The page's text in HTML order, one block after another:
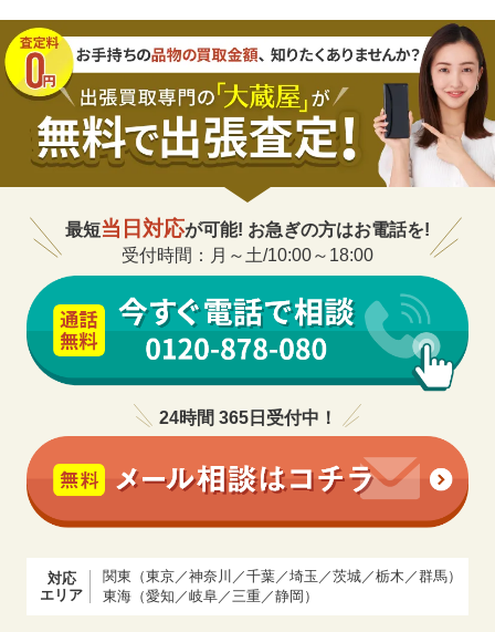
最短当日対応が可能! お急ぎの方はお電話を!
受付時間：月～土/10:00～18:00
24時間 365日受付中！
対応
エリア
関東（東京／神奈川／千葉／埼玉／茨城／栃木／群馬）
東海（愛知／岐阜／三重／静岡）